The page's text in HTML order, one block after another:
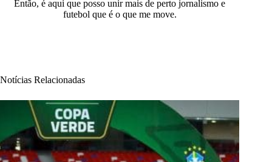
Então, é aqui que posso unir mais de perto jornalismo e
futebol que é o que me move.
Notícias Relacionadas